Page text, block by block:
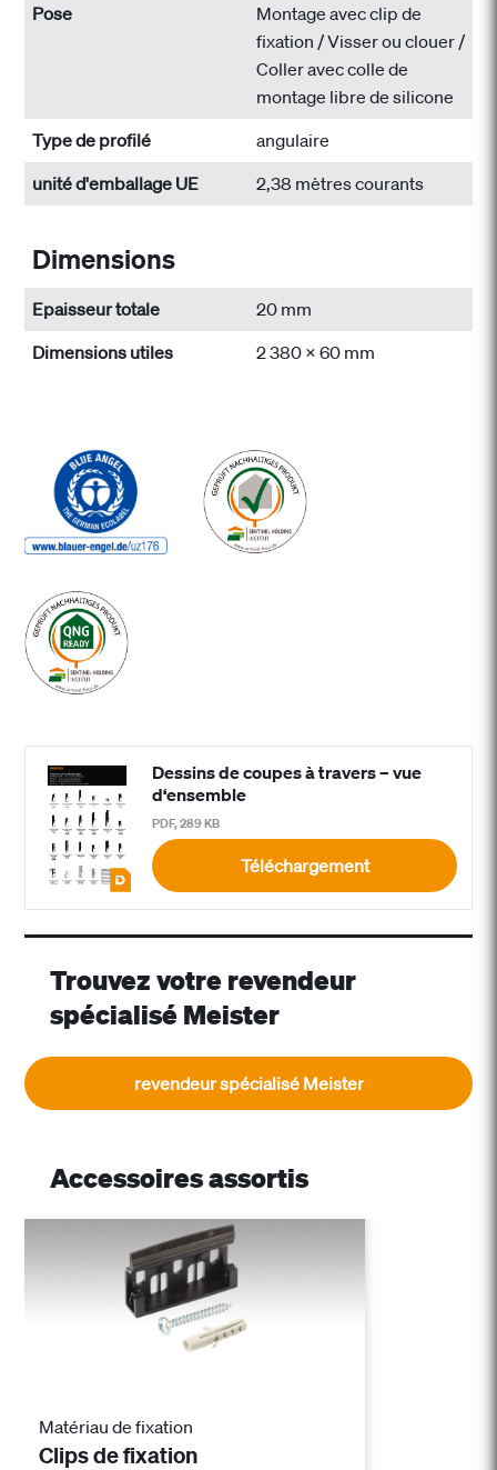
Pose
Montage avec clip de
fixation / Visser ou clouer /
Coller avec colle de
montage libre de silicone
Type de profilé
angulaire
unité d'emballage UE
2,38 mètres courants
Dimensions
Epaisseur totale
20 mm
Dimensions utiles
2 380 x 60 mm
Dessins de coupes à travers – vue
d‘ensemble
PDF, 289 KB
Téléchargement
Trouvez votre revendeur
spécialisé Meister
revendeur spécialisé Meister
Accessoires assortis
Matériau de fixation
Clips de fixation